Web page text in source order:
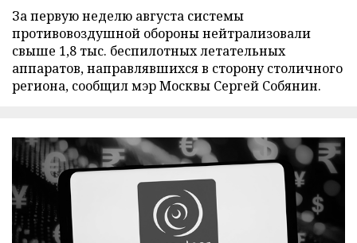
За первую неделю августа системы
противовоздушной обороны нейтрализовали
свыше 1,8 тыс. беспилотных летательных
аппаратов, направлявшихся в сторону столичного
региона, сообщил мэр Москвы Сергей Собянин.